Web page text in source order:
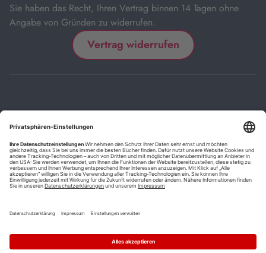
Sie haben das Recht, Ihren Vertrag binnen 14 Tagen ohne
Angabe von Gründen zu widerrufen.
Vertrag widerrufen
BarrierefreiheitserklärungCookie-Einstellungen
*
Die mit Sternchen (*) gekennzeichneten Links sind Affiliate-Links.
Wenn Sie auf einen solchen Link klicken und auf der Zielseite etwas
kaufen, bekommen wir vom betreffenden Anbieter oder Online-Shop
Kauf oder Preis.
Mehrwertsteuer.
Versand innerhalb Deutschlands versandkostenfrei ab 9,00 €